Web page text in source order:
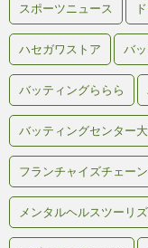
スポーツニュース
ハセガワストア バ
バッティングららら
バッティングセンター
フランチャイズチェーン
メンタルヘルスツーリ